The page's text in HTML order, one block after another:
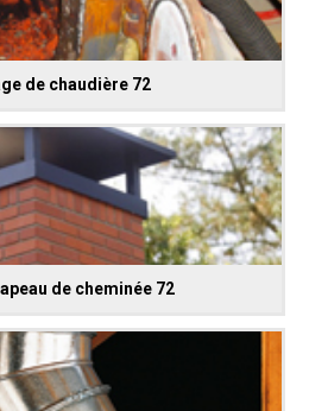
de chaudière 72
de cheminée 72